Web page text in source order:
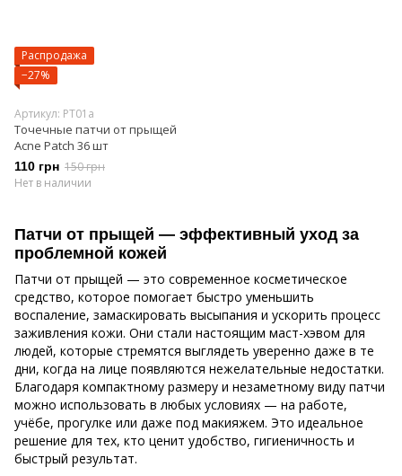
Распродажа
−27%
Артикул: PT01a
Точечные патчи от прыщей
Acne Patch 36 шт
110 грн 150 грн
Нет в наличии
Патчи от прыщей — эффективный уход за
проблемной кожей
Патчи от прыщей — это современное косметическое
средство, которое помогает быстро уменьшить
воспаление, замаскировать высыпания и ускорить процесс
заживления кожи. Они стали настоящим маст-хэвом для
людей, которые стремятся выглядеть уверенно даже в те
дни, когда на лице появляются нежелательные недостатки.
Благодаря компактному размеру и незаметному виду патчи
можно использовать в любых условиях — на работе,
учёбе, прогулке или даже под макияжем. Это идеальное
решение для тех, кто ценит удобство, гигиеничность и
быстрый результат.